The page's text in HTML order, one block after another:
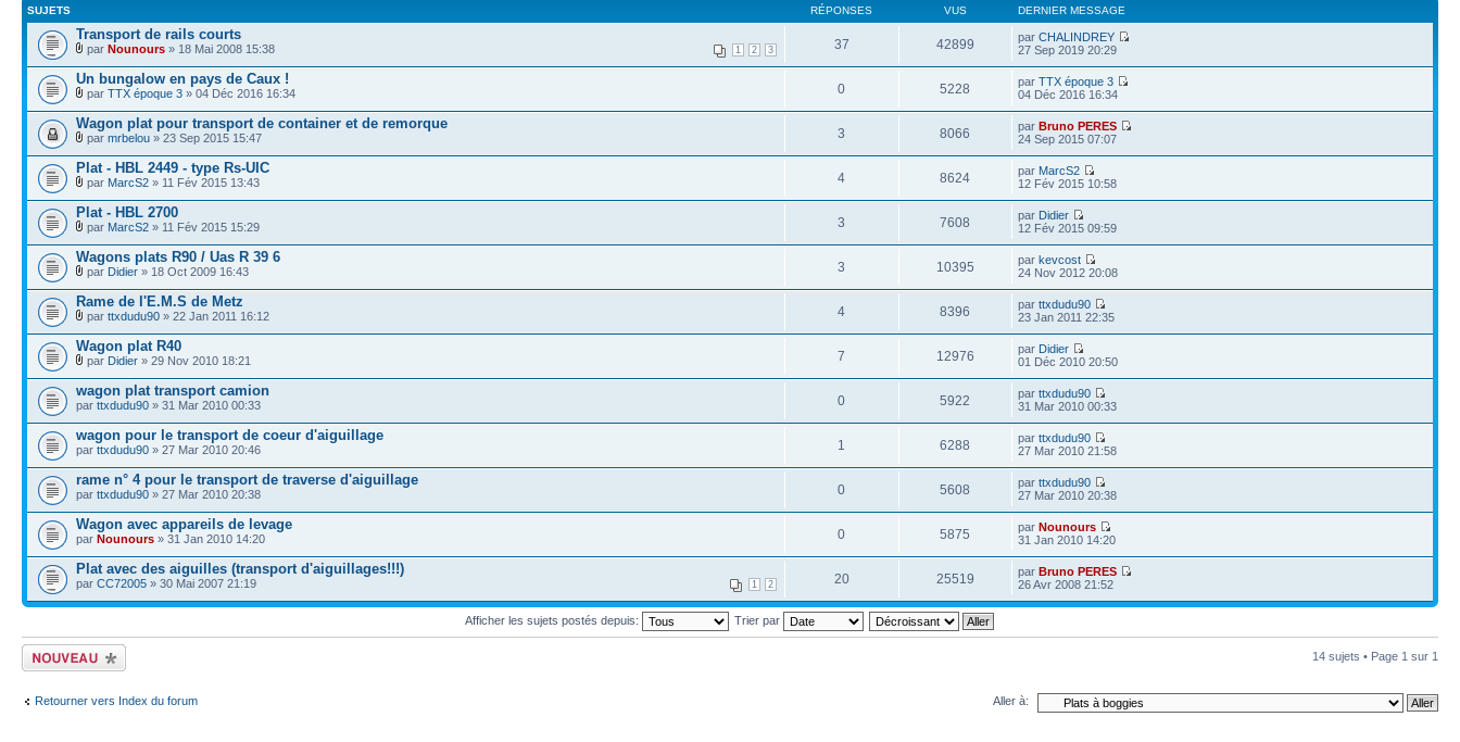
SUJETS RÉPONSES VUS DERNIER MESSAGE
Transport de rails courts
1 2 3
par Nounours » 18 Mai 2008 15:38 37 42899 parCHALINDREY
27 Sep 2019 20:29
Un bungalow en pays de Caux !
par TTX époque 3 » 04 Déc 2016 16:34 0 5228 parTTX époque 3
04 Déc 2016 16:34
Wagon plat pour transport de container et de remorque
par mrbelou » 23 Sep 2015 15:47 3 8066 parBruno PERES
24 Sep 2015 07:07
Plat - HBL 2449 - type Rs-UIC
par MarcS2 » 11 Fév 2015 13:43 4 8624 par MarcS2
12 Fév 2015 10:58
Plat - HBL 2700
par MarcS2 » 11 Fév 2015 15:29 3 7608 par Didier
12 Fév 2015 09:59
Wagons plats R90 / Uas R 39 6
par Didier » 18 Oct 2009 16:43 3 10395 parkevcost
24 Nov 2012 20:08
Rame de l'E.M.S de Metz
par ttxdudu90 » 22 Jan 2011 16:12 4 8396 parttxdudu90
23 Jan 2011 22:35
Wagon plat R40
par Didier » 29 Nov 2010 18:21 7 12976 par Didier
01 Déc 2010 20:50
wagon plat transport camion
par ttxdudu90 » 31 Mar 2010 00:33 0 5922 parttxdudu90
31 Mar 2010 00:33
wagon pour le transport de coeur d'aiguillage
par ttxdudu90 » 27 Mar 2010 20:46 1 6288 parttxdudu90
27 Mar 2010 21:58
rame n° 4 pour le transport de traverse d'aiguillage
par ttxdudu90 » 27 Mar 2010 20:38 0 5608 parttxdudu90
27 Mar 2010 20:38
Wagon avec appareils de levage
par Nounours » 31 Jan 2010 14:20 0 5875 parNounours
31 Jan 2010 14:20
Plat avec des aiguilles (transport d'aiguillages!!!)
1 2
par CC72005 » 30 Mai 2007 21:19 20 25519 parBruno PERES
26 Avr 2008 21:52
Afficher les sujets postés depuis: Trier par
Écrire un nouveau
sujet
14 sujets • Page 1 sur 1
Retourner vers Index du forum Aller à: